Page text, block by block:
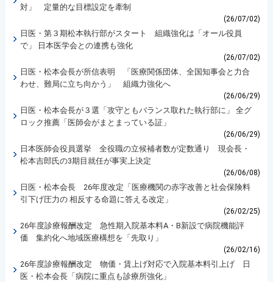
対」 定量的な目標設定を牽制
(26/07/02)
日医・第３期松本執行部がスタート 組織強化は「オール役員
で」 日本医学会との連携も強化
(26/07/02)
日医・松本会長が所信表明 「医療関係団体、全国知事会と力合
わせ、難局に立ち向かう」 組織力強化へ
(26/06/29)
日医・松本会長が３選「攻守ともバランス取れた執行部に」 全グ
ロック推薦「医師会がまとまっている証」
(26/06/29)
日本医師会役員選挙 全役職の立候補者数が定数通り 現会長・
松本吉郎氏の3期目就任が事実上決定
(26/06/08)
日医・松本会長 26年度改定「医療機関の赤字改善と社会保険料
引下げ圧力の 相反する命題に答える改定」
(26/02/25)
26年度診療報酬改定 急性期入院基本料A・B新設で病院機能評
価 集約化へ地域医療構想を「先取り」
(26/02/16)
26年度診療報酬改定 物価・賃上げ対応で入院基本料引上げ 日
医・松本会長「病院に重点も診療所強化」